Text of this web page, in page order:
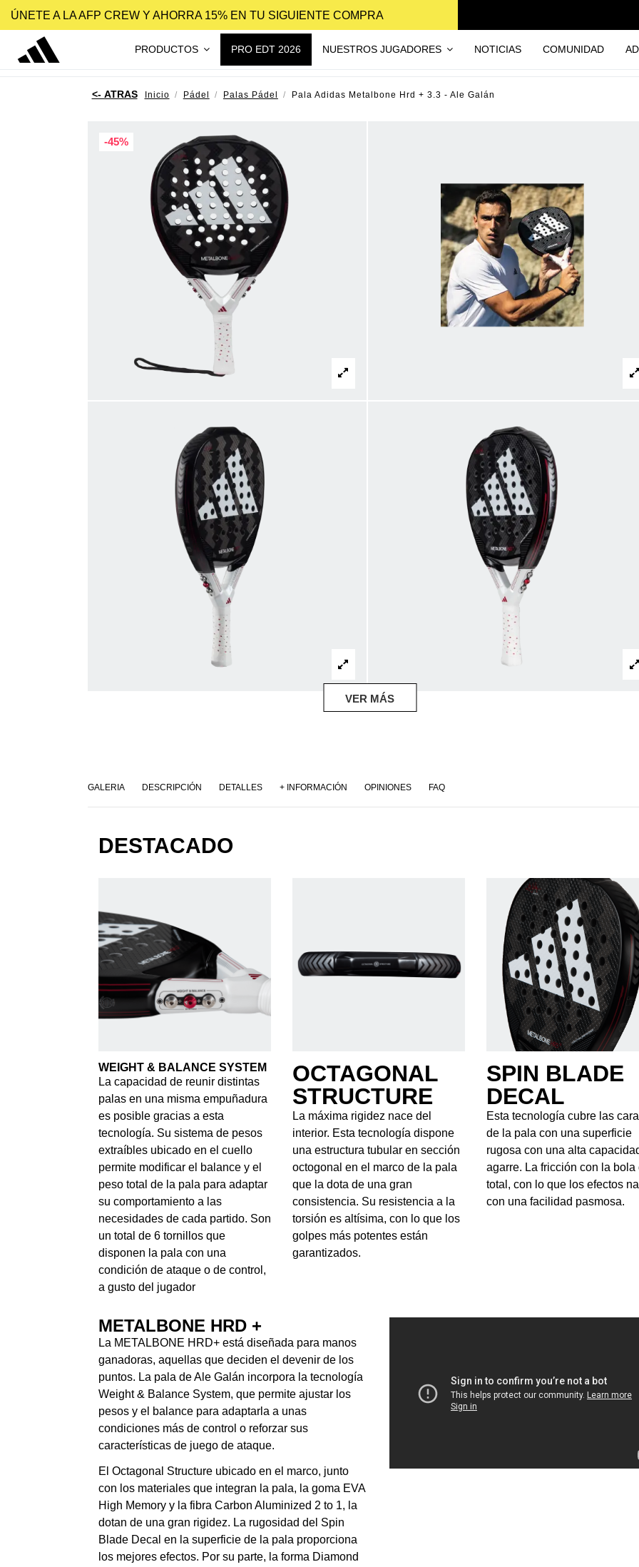
ÚNETE A LA AFP CREW Y AHORRA 15% EN TU SIGUIENTE COMPRA
PRODUCTOS PRO EDT 2026 NUESTROS JUGADORES NOTICIAS COMUNIDAD
Inicio Pádel Palas Pádel Pala Adidas Metalbone Hrd + 3.3 - Ale Galán
-45%
VER MÁS
GALERIA DESCRIPCIÓN DETALLES + INFORMACIÓN OPINIONES FAQ
DESTACADO
WEIGHT & BALANCE SYSTEM
La capacidad de reunir distintas
palas en una misma empuñadura
es posible gracias a esta
tecnología. Su sistema de pesos
extraíbles ubicado en el cuello
permite modificar el balance y el
peso total de la pala para adaptar
su comportamiento a las
necesidades de cada partido. Son
un total de 6 tornillos que
disponen la pala con una
condición de ataque o de control,
a gusto del jugador
OCTAGONAL
STRUCTURE
La máxima rigidez nace del
interior. Esta tecnología dispone
una estructura tubular en sección
octogonal en el marco de la pala
que la dota de una gran
consistencia. Su resistencia a la
torsión es altísima, con lo que los
golpes más potentes están
garantizados.
SPIN BLADE
DECAL
Esta tecnología cubre las
de la pala con una superficie
rugosa con una alta
agarre. La fricción con la bola
total, con lo que los efectos
con una facilidad pasmosa.
METALBONE HRD +
La METALBONE HRD+ está diseñada para manos
ganadoras, aquellas que deciden el devenir de los
puntos. La pala de Ale Galán incorpora la tecnología
Weight & Balance System, que permite ajustar los
pesos y el balance para adaptarla a unas
condiciones más de control o reforzar sus
características de juego de ataque.
El Octagonal Structure ubicado en el marco, junto
con los materiales que integran la pala, la goma EVA
High Memory y la fibra Carbon Aluminized 2 to 1, la
dotan de una gran rigidez. La rugosidad del Spin
Blade Decal en la superficie de la pala proporciona
los mejores efectos. Por su parte, la forma Diamond